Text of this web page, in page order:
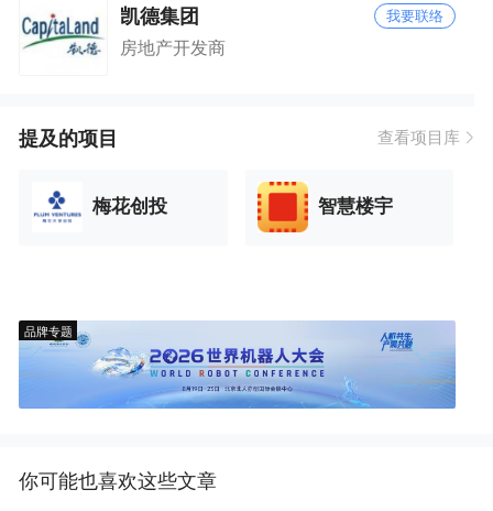
凯德集团 我要联络
房地产开发商
提及的项目 查看项目库
梅花创投 智慧楼宇
品牌专题
你可能也喜欢这些文章